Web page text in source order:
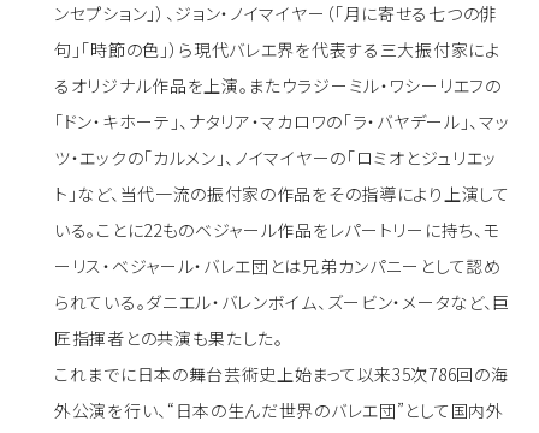
ンセプション」）、ジョン・ノイマイヤー（「月に寄せる七つの俳
句」「時節の色」）ら現代バレエ界を代表する三大振付家によ
るオリジナル作品を上演。またウラジーミル・ワシーリエフの
「ドン・キホーテ」、ナタリア・マカロワの「ラ・バヤデール」、マッ
ツ・エックの「カルメン」、ノイマイヤーの「ロミオとジュリエッ
ト」など、当代一流の振付家の作品をその指導により上演して
いる。ことに22ものベジャール作品をレパートリーに持ち、モ
ーリス・ベジャール・バレエ団とは兄弟カンパニーとして認め
られている。ダニエル・バレンボイム、ズービン・メータなど、巨
匠指揮者との共演も果たした。
これまでに日本の舞台芸術史上始まって以来35次786回の海
外公演を行い、“日本の生んだ世界のバレエ団”として国内外